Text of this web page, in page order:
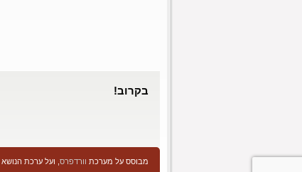
בקרוב!
מבוסס על מערכת וורדפרס , ועל ערכת הנושא